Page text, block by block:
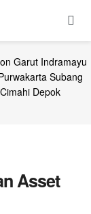
Garut Indramayu
Subang
Cimahi Depok
Asset